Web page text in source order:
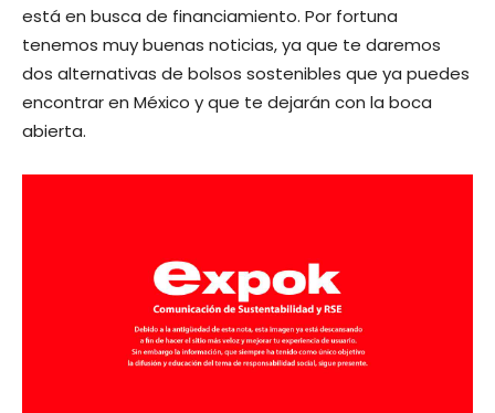
está en busca de financiamiento. Por fortuna
tenemos muy buenas noticias, ya que te daremos
dos alternativas de bolsos sostenibles que ya puedes
encontrar en México y que te dejarán con la boca
abierta.